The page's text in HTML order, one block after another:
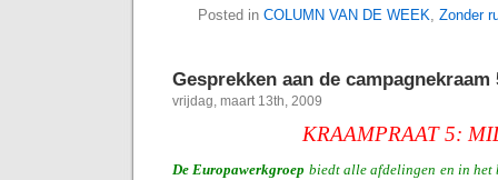
Posted in COLUMN VAN DE WEEK, Zonder
Gesprekken aan de campagnekraam
vrijdag, maart 13th, 2009
KRAAMPRAAT 5:
De Europawerkgroep biedt alle afdelingen en in het